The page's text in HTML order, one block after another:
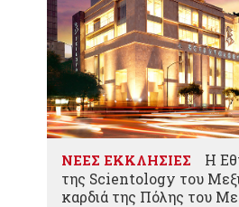
ΝΕΕΣ ΕΚΚΛΗΣΙΕΣ
Η
της Scientology του
καρδιά της Πόλης του